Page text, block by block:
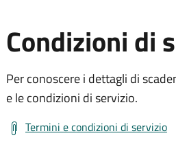
Condizioni di
Per conoscere i dettagli di
e le condizioni di servizio.
Termini e condizioni di servizio